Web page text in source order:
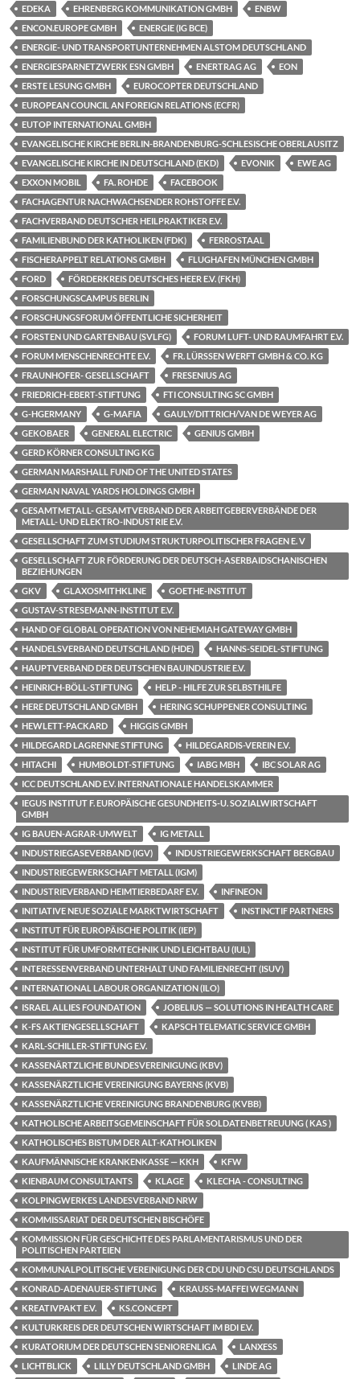
EDEKA EHRENBERG KOMMUNIKATION GMBH
ENBW
ENCON.EUROPE GMBH
ENERGIE (IG BCE)
ENERGIE- UND TRANSPORTUNTERNEHMEN ALSTOM DEUTSCHLAND
ENERGIESPARNETZWERK ESN GMBH
ENERTRAG AG
EON
ERSTE LESUNG GMBH
EUROCOPTER DEUTSCHLAND
EUROPEAN COUNCIL AN FOREIGN RELATIONS (ECFR)
EUTOP INTERNATIONAL GMBH
EVANGELISCHE KIRCHE BERLIN-BRANDENBURG-SCHLESISCHE OBERLAUSITZ
EVANGELISCHE KIRCHE IN DEUTSCHLAND (EKD)
EVONIK
EWE AG
EXXON MOBIL
FA. ROHDE
FACEBOOK
FACHAGENTUR NACHWACHSENDER ROHSTOFFE E.V.
FACHVERBAND DEUTSCHER HEILPRAKTIKER E.V.
FAMILIENBUND DER KATHOLIKEN (FDK)
FERROSTAAL
FISCHERAPPELT RELATIONS GMBH
FLUGHAFEN MÜNCHEN GMBH
FORD
FÖRDERKREIS DEUTSCHES HEER E.V. (FKH)
FORSCHUNGSCAMPUS BERLIN
FORSCHUNGSFORUM ÖFFENTLICHE SICHERHEIT
FORSTEN UND GARTENBAU (SVLFG)
FORUM LUFT- UND RAUMFAHRT E.V.
FORUM MENSCHENRECHTE E.V.
FR. LÜRSSEN WERFT GMBH & CO. KG
FRAUNHOFER- GESELLSCHAFT
FRESENIUS AG
FRIEDRICH-EBERT-STIFTUNG
FTI CONSULTING SC GMBH
G-HGERMANY
G-MAFIA
GAULY/DITTRICH/VAN DE WEYER AG
GEKOBAER
GENERAL ELECTRIC
GENIUS GMBH
GERD KÖRNER CONSULTING KG
GERMAN MARSHALL FUND OF THE UNITED STATES
GERMAN NAVAL YARDS HOLDINGS GMBH
GESAMTMETALL- GESAMTVERBAND DER ARBEITGEBERVERBÄNDE DER
METALL- UND ELEKTRO-INDUSTRIE E.V.
GESELLSCHAFT ZUM STUDIUM STRUKTURPOLITISCHER FRAGEN E. V
GESELLSCHAFT ZUR FÖRDERUNG DER DEUTSCH-ASERBAIDSCHANISCHEN
BEZIEHUNGEN
GKV
GLAXOSMITHKLINE
GOETHE-INSTITUT
GUSTAV-STRESEMANN-INSTITUT E.V.
HAND OF GLOBAL OPERATION VON NEHEMIAH GATEWAY GMBH
HANDELSVERBAND DEUTSCHLAND (HDE)
HANNS-SEIDEL-STIFTUNG
HAUPTVERBAND DER DEUTSCHEN BAUINDUSTRIE E.V.
HEINRICH-BÖLL-STIFTUNG
HELP - HILFE ZUR SELBSTHILFE
HERE DEUTSCHLAND GMBH
HERING SCHUPPENER CONSULTING
HEWLETT-PACKARD
HIGGIS GMBH
HILDEGARD LAGRENNE STIFTUNG
HILDEGARDIS-VEREIN E.V.
HITACHI
HUMBOLDT-STIFTUNG IABG MBH
IBC SOLAR AG
ICC DEUTSCHLAND E.V. INTERNATIONALE HANDELSKAMMER
IEGUS INSTITUT F. EUROPÄISCHE GESUNDHEITS-U. SOZIALWIRTSCHAFT
GMBH
IG BAUEN-AGRAR-UMWELT
IG METALL
INDUSTRIEGASEVERBAND (IGV)
INDUSTRIEGEWERKSCHAFT BERGBAU
INDUSTRIEGEWERKSCHAFT METALL (IGM)
INDUSTRIEVERBAND HEIMTIERBEDARF E.V.
INFINEON
INITIATIVE NEUE SOZIALE MARKTWIRTSCHAFT
INSTINCTIF PARTNERS
INSTITUT FÜR EUROPÄISCHE POLITIK (IEP)
INSTITUT FÜR UMFORMTECHNIK UND LEICHTBAU (IUL)
INTERESSENVERBAND UNTERHALT UND FAMILIENRECHT (ISUV)
INTERNATIONAL LABOUR ORGANIZATION (ILO)
ISRAEL ALLIES FOUNDATION
JOBELIUS — SOLUTIONS IN HEALTH CARE
K-FS AKTIENGESELLSCHAFT
KAPSCH TELEMATIC SERVICE GMBH
KARL-SCHILLER-STIFTUNG E.V.
KASSENÄRTZLICHE BUNDESVEREINIGUNG (KBV)
KASSENÄRZTLICHE VEREINIGUNG BAYERNS (KVB)
KASSENÄRZTLICHE VEREINIGUNG BRANDENBURG (KVBB)
KATHOLISCHE ARBEITSGEMEINSCHAFT FÜR SOLDATENBETREUUNG ( KAS )
KATHOLISCHES BISTUM DER ALT-KATHOLIKEN
KAUFMÄNNISCHE KRANKENKASSE — KKH
KFW
KIENBAUM CONSULTANTS
KLAGE
KLECHA - CONSULTING
KOLPINGWERKES LANDESVERBAND NRW
KOMMISSARIAT DER DEUTSCHEN BISCHÖFE
KOMMISSION FÜR GESCHICHTE DES PARLAMENTARISMUS UND DER
POLITISCHEN PARTEIEN
KOMMUNALPOLITISCHE VEREINIGUNG DER CDU UND CSU DEUTSCHLANDS
KONRAD-ADENAUER-STIFTUNG
KRAUSS-MAFFEI WEGMANN
KREATIVPAKT E.V.
KS.CONCEPT
KULTURKREIS DER DEUTSCHEN WIRTSCHAFT IM BDI E.V.
KURATORIUM DER DEUTSCHEN SENIORENLIGA
LANXESS
LICHTBLICK
LILLY DEUTSCHLAND GMBH
LINDE AG